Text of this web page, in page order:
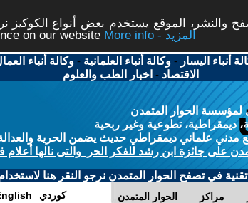
والنشر، الموقع يستخدم بعض أنواع الكوكيز
on our website
More info - المزيد
أنباء اليسار -وكالة أنباء العلمانية -وكالة أنباء
الاقتصاد - اخبار الطب والعلوم
لمؤسسة الحوار المتمدن
ديمقراطية، تطوعية وغير ربحية
علماني ديمقراطي حديث يضمن الحرية والعدالة
على جائزة ابن رشد للفكر الحر والتى نالها أعلام
في تصفح الحوار المتمدن نرجو النقر هنا
الحوار المتمدن مراكز كوردي